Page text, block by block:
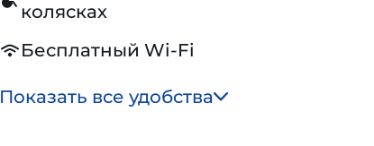
колясках
Бесплатный Wi-Fi
Показать все удобства